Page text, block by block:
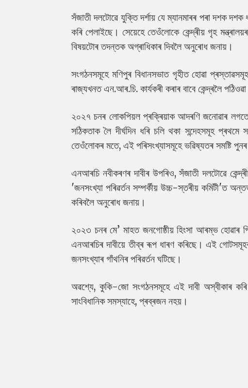
সঁজাতী দলটোৱে যুক্তি দৰ্শায় যে ম্যানমাৰৰ পৰা দশক দশক
কৰি পেলাইছে। সেয়েহে তেওঁলোকে কেন্দ্ৰীয় গৃহ
বিষয়টোৰ তদন্তক অগ্ৰাধিকাৰ দিবলৈ অনুৰোধ জনায়।
সংগঠনসমূহে মণিপুৰ বিধানসভাত গৃহীত হোৱা
ৰাজ্যখনত এন.আৰ.চি. কাৰ্যকৰী কৰাৰ বাবে কেন্দ্ৰলৈ
২০২৭ চনৰ লোকপিয়ল প্ৰক্ৰিয়াক আদৰণি জনোৱাৰ লগতে
সঠিকতাক লৈ দীৰ্ঘদিন ধৰি চলি থকা সন্দেহসমূহ
তেওঁলোকৰ মতে, এই পৰিসংখ্যাসমূহে ভৱিষ্যতৰ সমষ্টি পুনৰ
এনআৰচি নবীকৰণৰ দাবীৰ উপৰিও, সঁজাতী দলটোৱে
'জনসংখ্যা পৰিৱৰ্তন সম্পৰ্কীয় উচ্চ-স্তৰীয় কমিটী'ত
কৰিবলৈ অনুৰোধ জনায়।
২০২৩ চনৰ মে’ মাহত জনগোষ্ঠীয় হিংসা আৰম্ভ হোৱাৰ
এনআৰচিৰ দাবীয়ে তীব্ৰ ৰূপ ধাৰণ কৰিছে। এই
জনসংখ্যাৰ গাঁথনিৰ পৰিৱৰ্তন ঘটিছে।
অৱশ্যে, কুকি-জো সংগঠনসমূহে এই দাবী অস্বীকাৰ
সাংবিধানিক সমস্যাহে, প্ৰব্ৰজন নহয়।